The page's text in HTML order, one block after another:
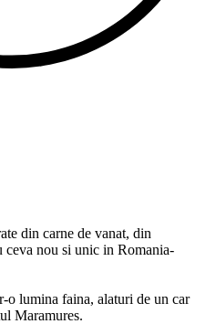
din carne de vanat, din
ceva nou si unic in Romania-
o lumina faina, alaturi de un car
Maramures.